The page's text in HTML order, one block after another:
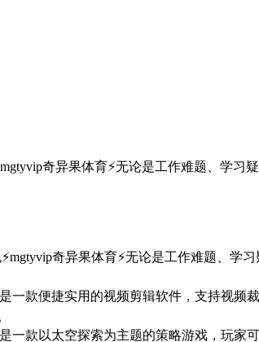
奇异果体育⚡无论是工作难题、学
奇异果体育⚡无论是工作难题、
一款便捷实用的视频剪辑软件，支持视
一款以太空探索为主题的策略游戏，玩